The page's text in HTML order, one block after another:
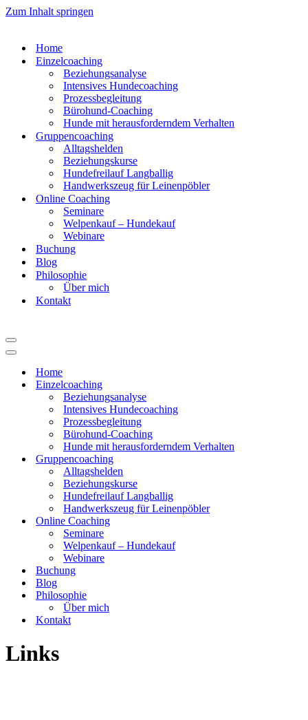
Zum Inhalt springen
Home
Einzelcoaching
Beziehungsanalyse
Intensives Hundecoaching
Prozessbegleitung
Bürohund-Coaching
Hunde mit herausforderndem Verhalten
Gruppencoaching
Alltagshelden
Beziehungskurse
Hundefreilauf Langballig
Handwerkszeug für Leinenpöbler
Online Coaching
Seminare
Welpenkauf – Hundekauf
Webinare
Buchung
Blog
Philosophie
Über mich
Kontakt
Navigations-
Menü
Navigations-
Home
Einzelcoaching
Beziehungsanalyse
Intensives Hundecoaching
Prozessbegleitung
Bürohund-Coaching
Hunde mit herausforderndem Verhalten
Gruppencoaching
Alltagshelden
Beziehungskurse
Hundefreilauf Langballig
Handwerkszeug für Leinenpöbler
Online Coaching
Seminare
Welpenkauf – Hundekauf
Webinare
Buchung
Blog
Philosophie
Über mich
Kontakt
Links